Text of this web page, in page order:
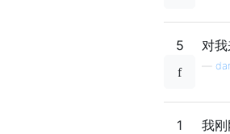
5 对
1 我